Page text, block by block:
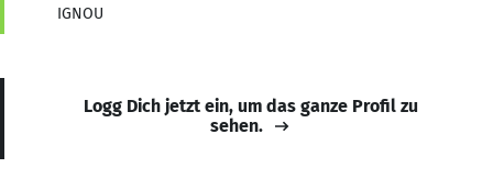
IGNOU
Logg Dich jetzt ein, um das ganze Profil zu
sehen.